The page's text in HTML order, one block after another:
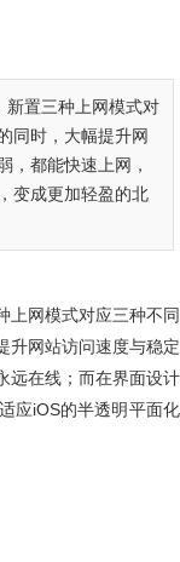
新置三种上网模式对
同时，大幅提升网
，都能快速上网，
变成更加轻盈的北
上网模式对应三种不同
升网站访问速度与稳定
远在线；而在界面设计
应iOS的半透明平面化